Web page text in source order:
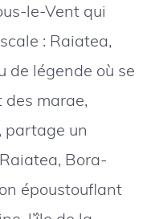
le-Vent qui
: Raiatea,
de légende où se
marae,
partage un
Bora-
époustouflant